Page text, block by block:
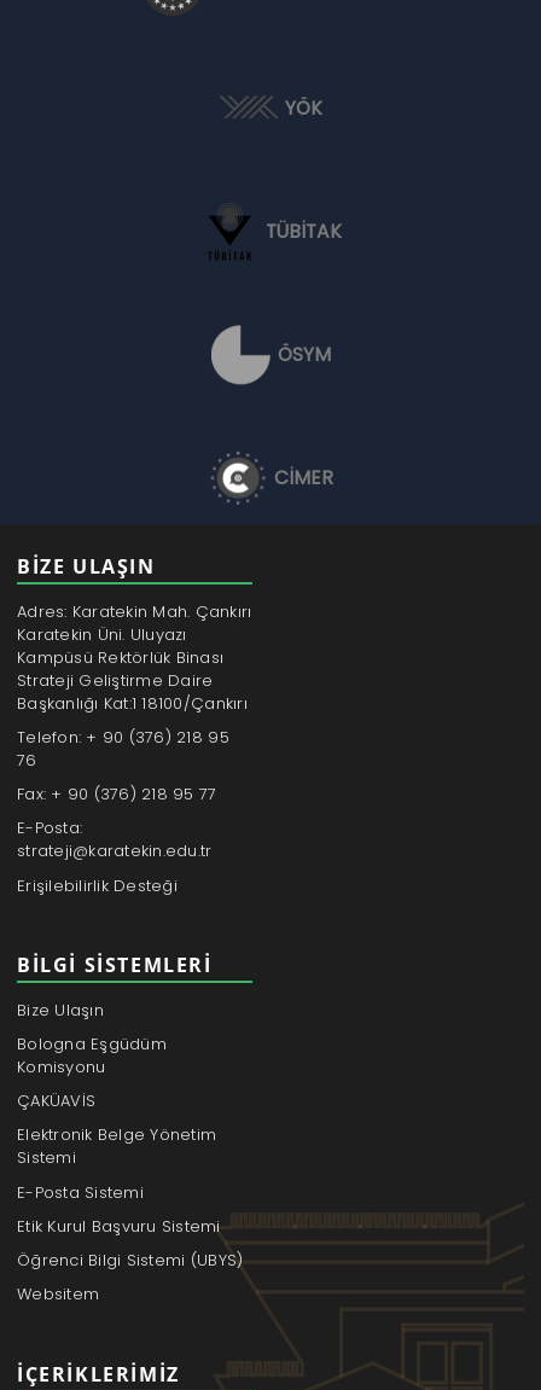
YÖK
TÜBİTAK
ÖSYM
CİMER
BİZE ULAŞIN
Adres: Karatekin Mah. Çankırı
Karatekin Üni. Uluyazı
Kampüsü Rektörlük Binası
Strateji Geliştirme Daire
Başkanlığı Kat:1 18100/Çankırı
Telefon: + 90 (376) 218 95
76
Fax: + 90 (376) 218 95 77
E-Posta:
strateji@karatekin.edu.tr
Erişilebilirlik Desteği
BILGI SISTEMLERI
Bize Ulaşın
Bologna Eşgüdüm
Komisyonu
ÇAKÜAVİS
Elektronik Belge Yönetim
Sistemi
E-Posta Sistemi
Etik Kurul Başvuru Sistemi
Öğrenci Bilgi Sistemi (UBYS)
Websitem
İÇERIKLERIMIZ